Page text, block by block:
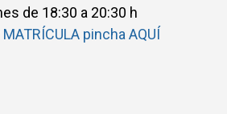
de 18:30 a 20:30 h
pincha AQUÍ